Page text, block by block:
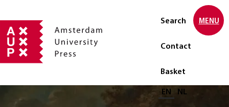
Search
Contact
Basket
Select language
EN NL
MENU